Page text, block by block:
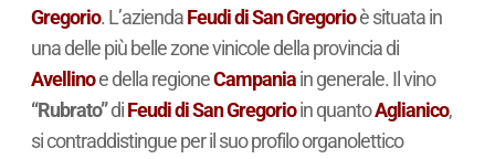
Gregorio. L’aziendaFeudi di San Gregorioè situata in
una delle più belle zone vinicole della provincia di
Avellinoe della regioneCampaniain generale. Il vino
“Rubrato”diFeudi di San Gregorioin quantoAglianico,
si contraddistingue per il suo profilo organolettico